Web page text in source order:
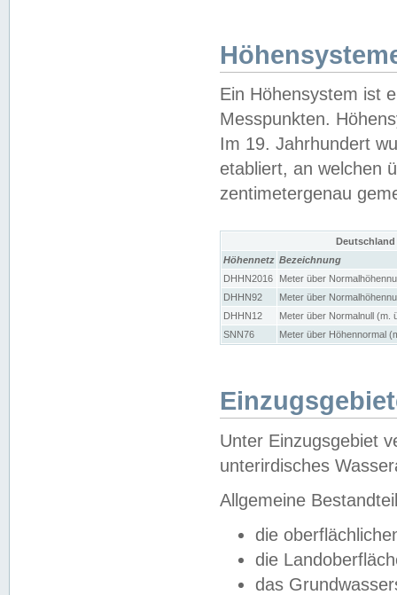
Ein Höhensystem ist
Messpunkten.
Im 19. Jahrhundert
etabliert, an welchen
zentimetergenau
Höhennetz Bezeichnung
DHHN2016
Meter über
DHHN92
Meter über
DHHN12
Meter über Normalnull (m.
SNN76
Meter über Höhennormal
Unter Einzugsgebiet
unterirdisches
Allgemeine
die
die
das